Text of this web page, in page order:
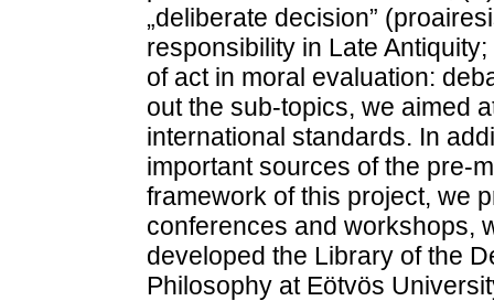
„deliberate decision”
responsibility in Late
of act in moral evaluation:
out the sub-topics, we aimed
international standards. In
important sources of the pre-
framework of this project, we
conferences and workshops,
developed the Library of the
Philosophy at Eötvös